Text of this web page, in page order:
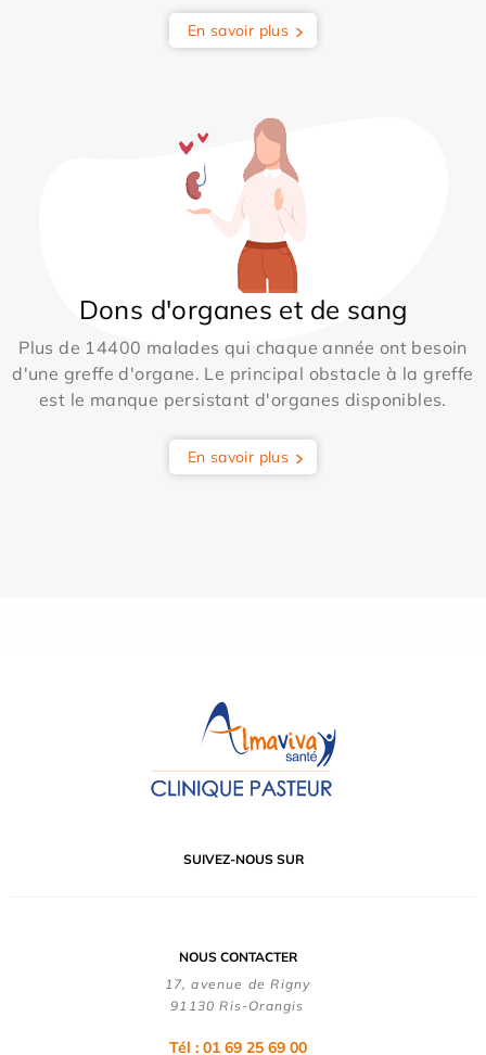
En savoir plus
Dons d'organes et de sang
Plus de 14400 malades qui chaque année ont besoin
d'une greffe d'organe. Le principal obstacle à la greffe
est le manque persistant d'organes disponibles.
En savoir plus
SUIVEZ-NOUS SUR
NOUS CONTACTER
17, avenue de Rigny
91130 Ris-Orangis
Tél : 01 69 25 69 00